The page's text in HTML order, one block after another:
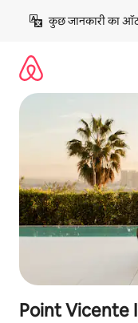
छोड़कर
कॉन्टेंट
कुछ जानकारी का
Point